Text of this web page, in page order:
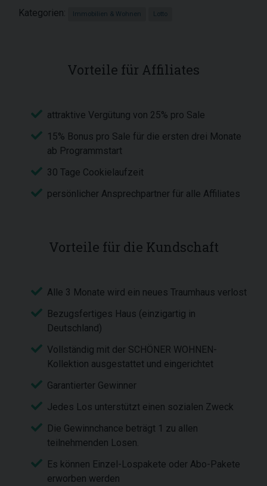
Kategorien:
Immobilien & Wohnen Lotto
Vorteile für Affiliates
attraktive Vergütung von 25% pro Sale
15% Bonus pro Sale für die ersten drei Monate
ab Programmstart
30 Tage Cookielaufzeit
persönlicher Ansprechpartner für alle Affiliates
Vorteile für die Kundschaft
Alle 3 Monate wird ein neues Traumhaus verlost
Bezugsfertiges Haus (einzigartig in
Deutschland)
Vollständig mit der SCHÖNER WOHNEN-
Kollektion ausgestattet und eingerichtet
Garantierter Gewinner
Jedes Los unterstützt einen sozialen Zweck
Die Gewinnchance beträgt 1 zu allen
teilnehmenden Losen.
Es können Einzel-Lospakete oder Abo-Pakete
erworben werden